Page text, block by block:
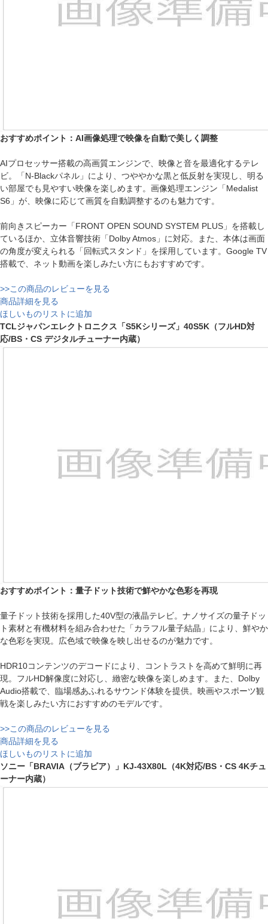
おすすめポイント：AI画像処理で映像を自動で美しく調整
AIプロセッサー搭載の高画質エンジンで、映像と音を最適化するテレ
ビ。「N-Blackパネル」により、つややかな黒と低反射を実現し、明る
い部屋でも見やすい映像を楽しめます。画像処理エンジン「Medalist
S6」が、映像に応じて画質を自動調整するのも魅力です。
前向きスピーカー「FRONT OPEN SOUND SYSTEM PLUS」を搭載し
ているほか、立体音響技術「Dolby Atmos」に対応。また、本体は画面
の角度が変えられる「回転式スタンド」を採用しています。Google TV
搭載で、ネット動画を楽しみたい方にもおすすめです。
>>この商品のレビューを見る
商品詳細を見る
ほしいものリストに追加
TCLジャパンエレクトロニクス「S5Kシリーズ」40S5K（フルHD対
応/BS・CS デジタルチューナー内蔵）
おすすめポイント：量子ドット技術で鮮やかな色彩を再現
量子ドット技術を採用した40V型の液晶テレビ。ナノサイズの量子ドッ
ト素材と有機材料を組み合わせた「カラフル量子結晶」により、鮮やか
な色彩を実現。広色域で映像を映し出せるのが魅力です。
HDR10コンテンツのデコードにより、コントラストを高めて鮮明に再
現。フルHD解像度に対応し、緻密な映像を楽しめます。また、Dolby
Audio搭載で、臨場感あふれるサウンド体験を提供。映画やスポーツ観
戦を楽しみたい方におすすめのモデルです。
>>この商品のレビューを見る
商品詳細を見る
ほしいものリストに追加
ソニー「BRAVIA（ブラビア）」KJ-43X80L（4K対応/BS・CS 4Kチュ
ーナー内蔵）